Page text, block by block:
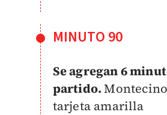
MINUTO 90
Se agregan 6
partido.
tarjeta amarilla